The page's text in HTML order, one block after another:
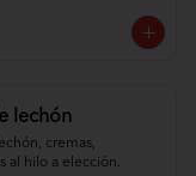
lechón
cremas,
al hilo a elección.